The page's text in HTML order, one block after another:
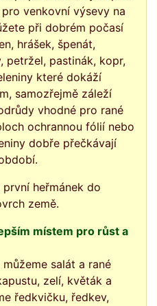
venkovní výsevy na
při dobrém počasí
hrášek, špenát,
petržel, pastinák, kopr,
které dokáží
samozřejmě záleží
vhodné pro rané
ochrannou fólií nebo
dobře přečkávají
heřmánek do
země.
místem pro růst a
salát a rané
zelí, květák a
ředkvičku, ředkev,